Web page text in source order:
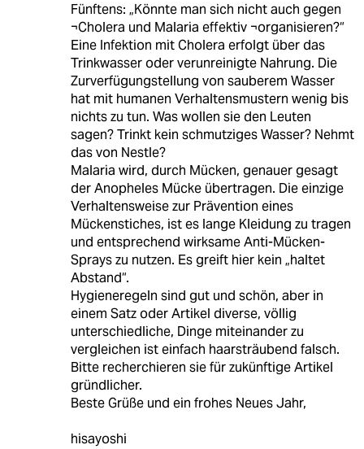
Fünftens: „Könnte man sich nicht auch gegen
¬Cholera und Malaria effektiv ¬organisieren?“
Eine Infektion mit Cholera erfolgt über das
Trinkwasser oder verunreinigte Nahrung. Die
Zurverfügungstellung von sauberem Wasser
hat mit humanen Verhaltensmustern wenig bis
nichts zu tun. Was wollen sie den Leuten
sagen? Trinkt kein schmutziges Wasser? Nehmt
das von Nestle?
Malaria wird, durch Mücken, genauer gesagt
der Anopheles Mücke übertragen. Die einzige
Verhaltensweise zur Prävention eines
Mückenstiches, ist es lange Kleidung zu tragen
und entsprechend wirksame Anti-Mücken-
Sprays zu nutzen. Es greift hier kein „haltet
Abstand“.
Hygieneregeln sind gut und schön, aber in
einem Satz oder Artikel diverse, völlig
unterschiedliche, Dinge miteinander zu
vergleichen ist einfach haarsträubend falsch.
Bitte recherchieren sie für zukünftige Artikel
gründlicher.
Beste Grüße und ein frohes Neues Jahr,
hisayoshi